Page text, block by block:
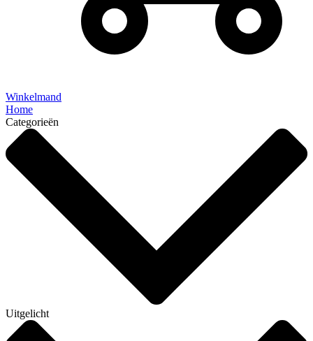
Winkelmand
Home
Categorieën
Uitgelicht